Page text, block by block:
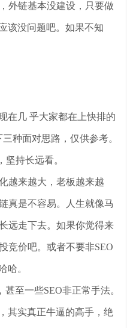
外链基本没建设，只要做
该没问题吧。如果不知
在几 乎大家都在上快排的
种面对思路，仅供参考。
持长远看。
越来越大，老板越来越
真是不容易。人生就像马
远走下去。如果你觉得来
竞价吧。或者不要非SEO
哈。
至一些SEO非正常手法。
其实真正牛逼的高手，绝